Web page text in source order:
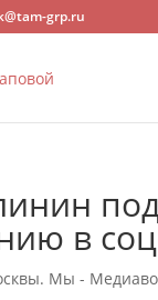
grp.ru
в
Мы -